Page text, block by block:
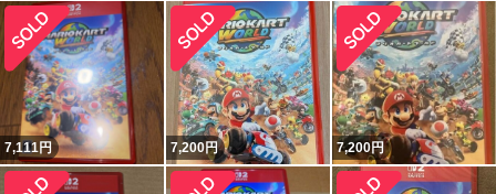
7,111円 7,200円 7,200円